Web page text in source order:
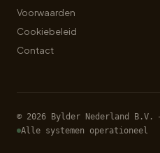
Voorwaarden
Cookiebeleid
Contact
© 2026 Bylder Nederland B.V.
Alle systemen operationeel